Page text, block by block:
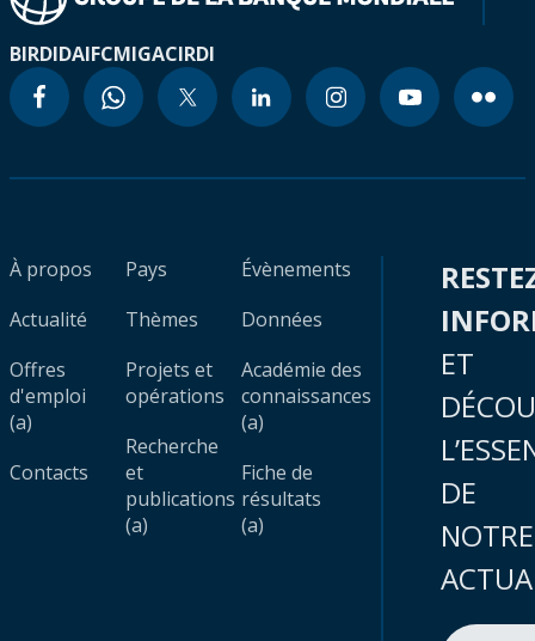
BIRDIDAIFCMIGACIRDI
À propos
Actualité
Offres
d'emploi
(a)
Contacts
Pays
Thèmes
Projets et
opérations
Recherche
et
publications
(a)
Évènements
Données
Académie des
connaissances
(a)
Fiche de
résultats
(a)
ET
DE
NOTRE